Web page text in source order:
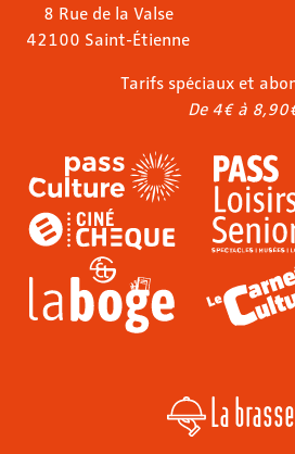
8 Rue de la Valse
42100 Saint-Étienne
Tarifs spéciaux et
De 4€ à
La